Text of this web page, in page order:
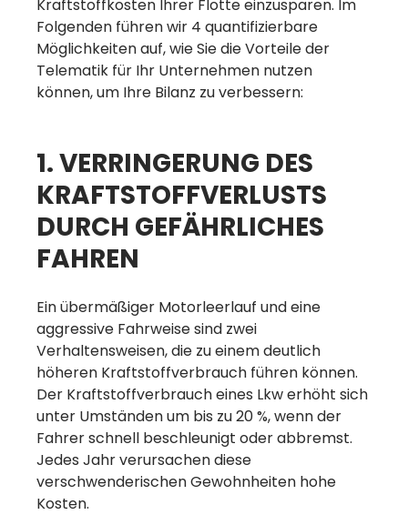
Kraftstoffkosten Ihrer Flotte einzusparen. Im
Folgenden führen wir 4 quantifizierbare
Möglichkeiten auf, wie Sie die Vorteile der
Telematik für Ihr Unternehmen nutzen
können, um Ihre Bilanz zu verbessern:
1. VERRINGERUNG DES
KRAFTSTOFFVERLUSTS
DURCH GEFÄHRLICHES
FAHREN
Ein übermäßiger Motorleerlauf und eine
aggressive Fahrweise sind zwei
Verhaltensweisen, die zu einem deutlich
höheren Kraftstoffverbrauch führen können.
Der Kraftstoffverbrauch eines Lkw erhöht sich
unter Umständen um bis zu 20 %, wenn der
Fahrer schnell beschleunigt oder abbremst.
Jedes Jahr verursachen diese
verschwenderischen Gewohnheiten hohe
Kosten.